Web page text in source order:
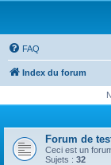
FAQ
Index du forum
Forum de
Ceci est un
Sujets : 32